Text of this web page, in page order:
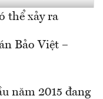
thể xảy ra
Bảo Việt –
năm 2015 đang